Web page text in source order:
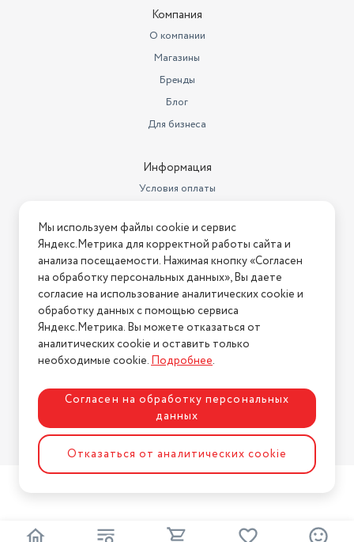
Компания
О компании
Магазины
Бренды
Блог
Для бизнеса
Информация
Условия оплаты
Условия возврата
Нашли ошибку на сайте? Напишите нам
2026 © Интернет-магазин "АстМаркет". У нас есть всё!
Политика конфиденциальности
Разработка сайтаASTDESIGN
Мы используем файлы cookie и сервис
Яндекс.Метрика для корректной работы сайта и
анализа посещаемости. Нажимая кнопку «Согласен
на обработку персональных данных», Вы даете
согласие на использование аналитических cookie и
обработку данных с помощью сервиса
Яндекс.Метрика. Вы можете отказаться от
аналитических cookie и оставить только
необходимые cookie.Подробнее.
Согласен на обработку персональных
данных
Отказаться от аналитических cookie